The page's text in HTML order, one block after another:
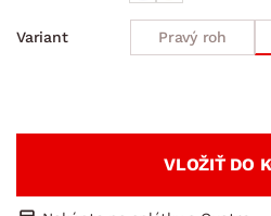
Variant Pravý roh
VLOŽIŤ DO